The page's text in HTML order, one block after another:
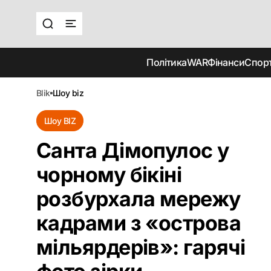
ПолітикаWARФінанси
blik шоу biz
Шоу BIZ
Санта Дімопулос у
чорному бікіні
розбурхала мережу
кадрами з «острова
мільярдерів»: гарячі